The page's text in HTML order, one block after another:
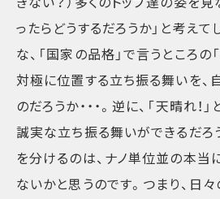
ったらどうするだろうか」と考えて
な、「国家の品格」で言うところの
対極に位置する立ち振る舞いを、
のだろうか・・・。逆に、「天晴れ！
誠実な立ち振る舞いができるだろ
を分けるのは、ナノ単位並の本当
ないかと思うのです。つまり、日